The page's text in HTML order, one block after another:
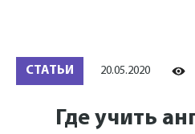
СТАТЬИ 20.05.2020
Где учить